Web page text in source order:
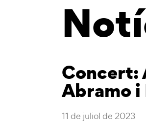
Concert:
Abramo
11 de juliol de 2023